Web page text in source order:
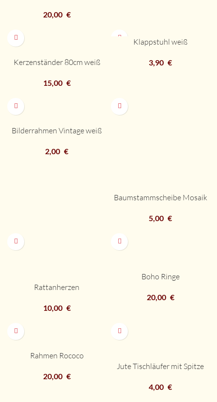
20,00 €
Kerzenständer 80cm weiß
15,00 €
Klappstuhl weiß
3,90 €
Bilderrahmen Vintage weiß
2,00 €
Baumstammscheibe Mosaik
5,00 €
Rattanherzen
10,00 €
Boho Ringe
20,00 €
Rahmen Rococo
20,00 €
Jute Tischläufer mit Spitze
4,00 €